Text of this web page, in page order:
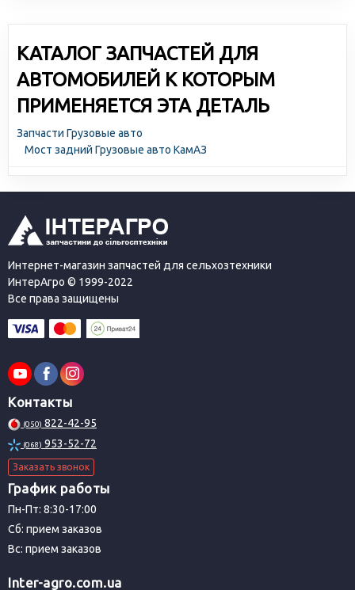
КАТАЛОГ ЗАПЧАСТЕЙ ДЛЯ
АВТОМОБИЛЕЙ К КОТОРЫМ
ПРИМЕНЯЕТСЯ ЭТА ДЕТАЛЬ
Запчасти Грузовые авто
Мост задний Грузовые авто КамАЗ
Интернет-магазин запчастей для сельхозтехники
ИнтерАгро © 1999-2022
Все права защищены
Контакты
(050) 822-42-95
(068) 953-52-72
Заказать звонок
График работы
Пн-Пт: 8:30-17:00
Сб: прием заказов
Вс: прием заказов
Inter-agro.com.ua